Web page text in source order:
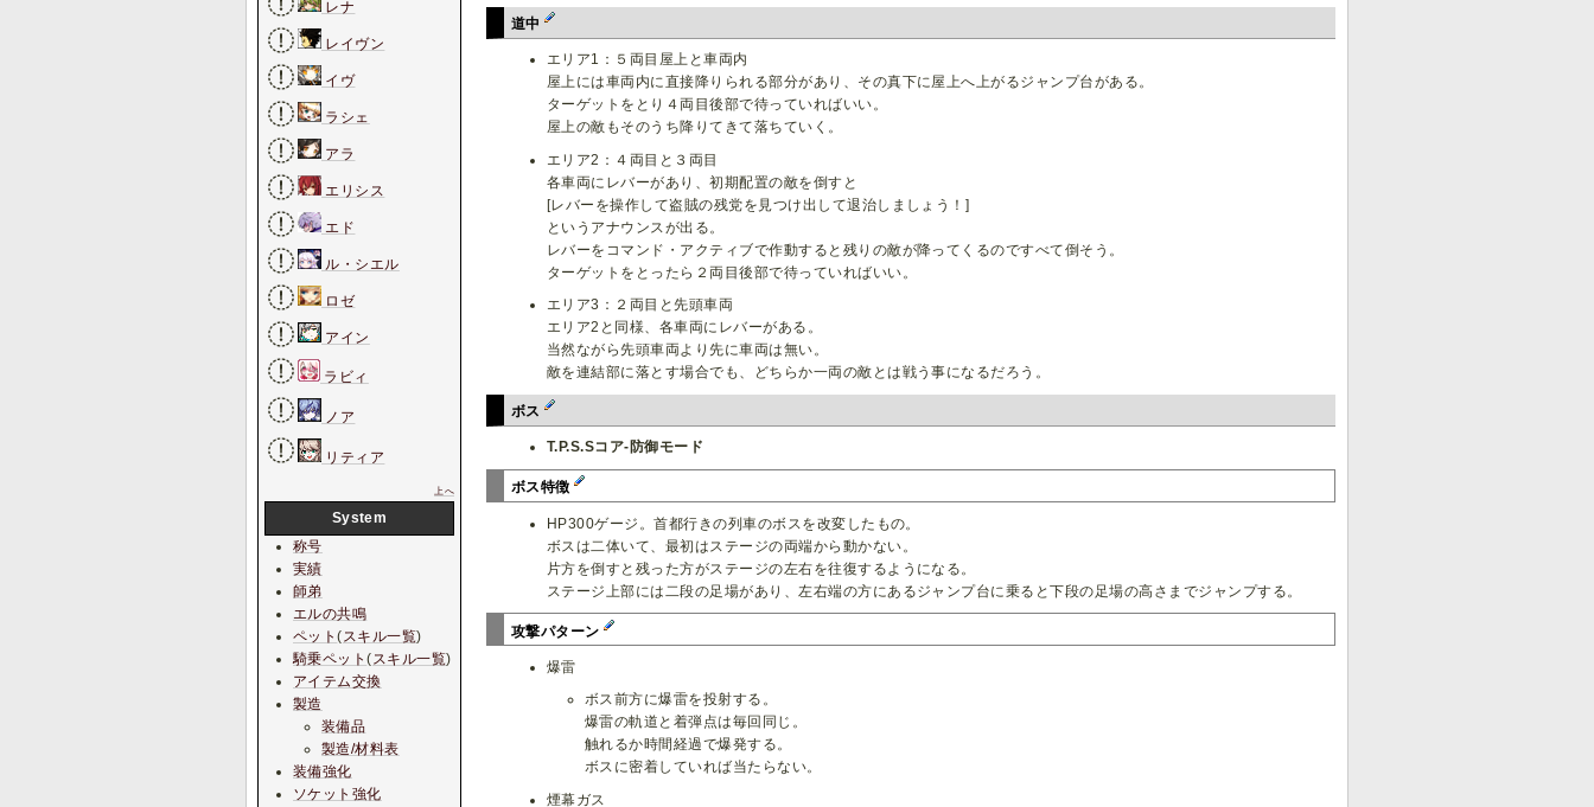
道中
エリア1：５両目屋上と車両内
屋上には車両内に直接降りられる部分があり、その真下に屋上へ上がるジャンプ台がある。
ターゲットをとり４両目後部で待っていればいい。
屋上の敵もそのうち降りてきて落ちていく。
エリア2：４両目と３両目
各車両にレバーがあり、初期配置の敵を倒すと
[レバーを操作して盗賊の残党を見つけ出して退治しましょう！]
というアナウンスが出る。
レバーをコマンド・アクティブで作動すると残りの敵が降ってくるのですべて倒そう。
ターゲットをとったら２両目後部で待っていればいい。
エリア3：２両目と先頭車両
エリア2と同様、各車両にレバーがある。
当然ながら先頭車両より先に車両は無い。
敵を連結部に落とす場合でも、どちらか一両の敵とは戦う事になるだろう。
ボス
T.P.S.Sコア-防御モード
ボス特徴
HP300ゲージ。首都行きの列車のボスを改変したもの。
ボスは二体いて、最初はステージの両端から動かない。
片方を倒すと残った方がステージの左右を往復するようになる。
ステージ上部には二段の足場があり、左右端の方にあるジャンプ台に乗ると下段の足場の高さまでジャンプする。
攻撃パターン
爆雷
ボス前方に爆雷を投射する。
爆雷の軌道と着弾点は毎回同じ。
触れるか時間経過で爆発する。
ボスに密着していれば当たらない。
煙幕ガス
レナ
レイヴン
イヴ
ラシェ
アラ
エリシス
エド
ル・シエル
ロゼ
アイン
ラビィ
ノア
リティア
上へ
System
称号
実績
師弟
エルの共鳴
ペット(スキル一覧)
騎乗ペット(スキル一覧)
アイテム交換
製造
装備品
製造/材料表
装備強化
ソケット強化